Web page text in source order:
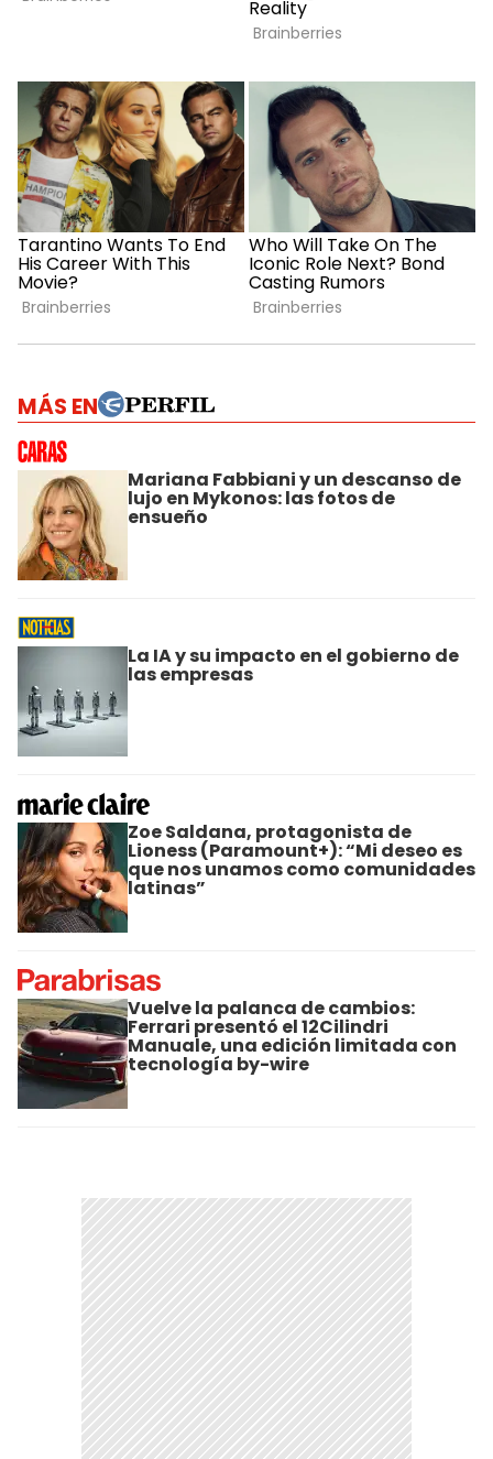
MÁS EN
Mariana Fabbiani y un descanso de
lujo en Mykonos: las fotos de
ensueño
La IA y su impacto en el gobierno de
las empresas
Zoe Saldana, protagonista de
Lioness (Paramount+): “Mi deseo es
que nos unamos como comunidades
latinas”
Vuelve la palanca de cambios:
Ferrari presentó el 12Cilindri
Manuale, una edición limitada con
tecnología by-wire